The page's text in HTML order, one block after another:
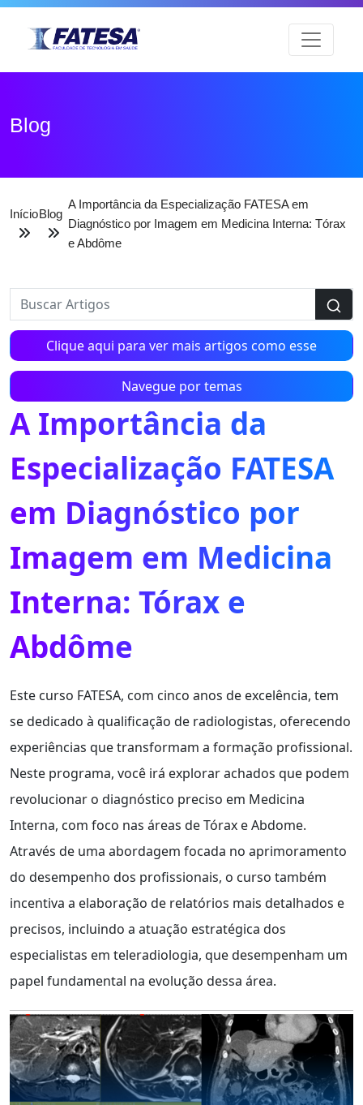
Blog
InícioBlog
A Importância da Especialização FATESA em
Diagnóstico por Imagem em Medicina Interna: Tórax
e Abdôme
Clique aqui para ver mais artigos como esse
Navegue por temas
A Importância da
Especialização FATESA
em Diagnóstico por
Imagem em Medicina
Interna: Tórax e
Abdôme
Este curso FATESA, com cinco anos de excelência, tem
se dedicado à qualificação de radiologistas, oferecendo
experiências que transformam a formação profissional.
Neste programa, você irá explorar achados que podem
revolucionar o diagnóstico preciso em Medicina
Interna, com foco nas áreas de Tórax e Abdome.
Através de uma abordagem focada no aprimoramento
do desempenho dos profissionais, o curso também
incentiva a elaboração de relatórios mais detalhados e
precisos, incluindo a atuação estratégica dos
especialistas em teleradiologia, que desempenham um
papel fundamental na evolução dessa área.